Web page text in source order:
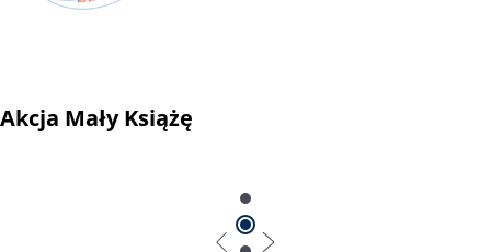
Akcja Mały Książę